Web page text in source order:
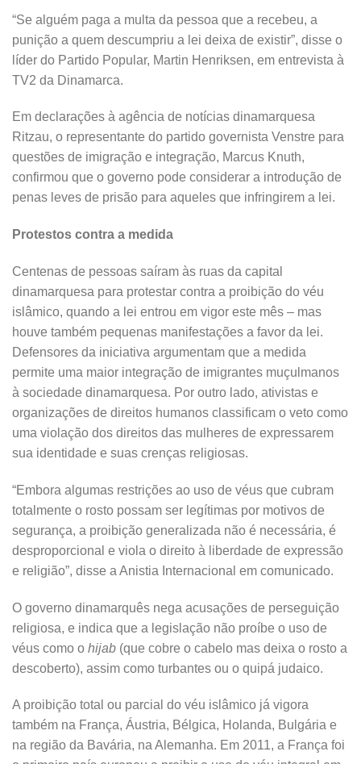
“Se alguém paga a multa da pessoa que a recebeu, a
punição a quem descumpriu a lei deixa de existir”, disse o
líder do Partido Popular, Martin Henriksen, em entrevista à
TV2 da Dinamarca.
Em declarações à agência de notícias dinamarquesa
Ritzau, o representante do partido governista Venstre para
questões de imigração e integração, Marcus Knuth,
confirmou que o governo pode considerar a introdução de
penas leves de prisão para aqueles que infringirem a lei.
Protestos contra a medida
Centenas de pessoas saíram às ruas da capital
dinamarquesa para protestar contra a proibição do véu
islâmico, quando a lei entrou em vigor este mês – mas
houve também pequenas manifestações a favor da lei.
Defensores da iniciativa argumentam que a medida
permite uma maior integração de imigrantes muçulmanos
à sociedade dinamarquesa. Por outro lado, ativistas e
organizações de direitos humanos classificam o veto como
uma violação dos direitos das mulheres de expressarem
sua identidade e suas crenças religiosas.
“Embora algumas restrições ao uso de véus que cubram
totalmente o rosto possam ser legítimas por motivos de
segurança, a proibição generalizada não é necessária, é
desproporcional e viola o direito à liberdade de expressão
e religião”, disse a Anistia Internacional em comunicado.
O governo dinamarquês nega acusações de perseguição
religiosa, e indica que a legislação não proíbe o uso de
véus como o hijab (que cobre o cabelo mas deixa o rosto a
descoberto), assim como turbantes ou o quipá judaico.
A proibição total ou parcial do véu islâmico já vigora
também na França, Áustria, Bélgica, Holanda, Bulgária e
na região da Bavária, na Alemanha. Em 2011, a França foi